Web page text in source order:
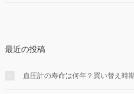
最近の投稿
血圧計の寿命は何年？買い替え時